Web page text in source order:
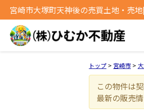
宮崎市大塚町天神後の売買土地・売
トップ > 宮崎市 >
この物件は契
最新の販売